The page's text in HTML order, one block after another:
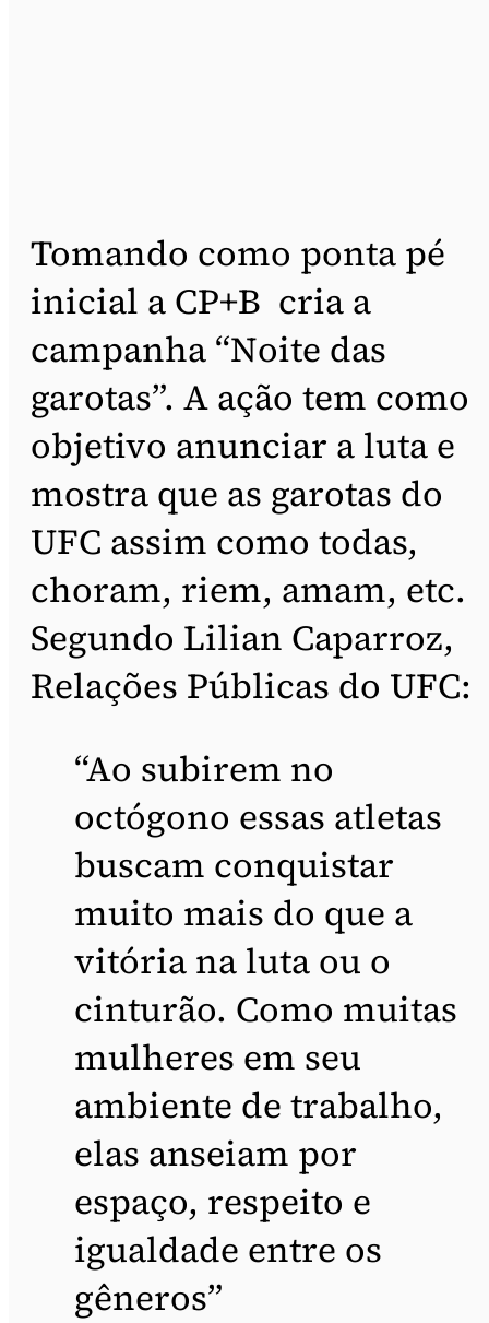
Tomando como ponta pé
inicial a CP+B cria a
campanha “Noite das
garotas”. A ação tem como
objetivo anunciar a luta e
mostra que as garotas do
UFC assim como todas,
choram, riem, amam, etc.
Segundo Lilian Caparroz,
Relações Públicas do UFC:
“Ao subirem no
octógono essas atletas
buscam conquistar
muito mais do que a
vitória na luta ou o
cinturão. Como muitas
mulheres em seu
ambiente de trabalho,
elas anseiam por
espaço, respeito e
igualdade entre os
gêneros”